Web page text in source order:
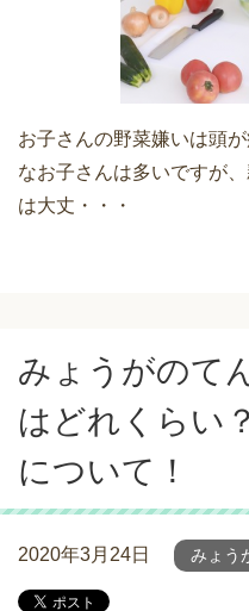
お子さんの野菜嫌いは頭
なお子さんは多いですが
は大丈・・・
みょうがのて
はどれくらい
について！
2020年3月24日 みょう